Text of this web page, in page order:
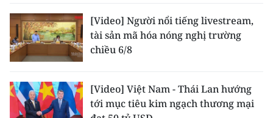
[Video] Người nổi tiếng livestream,
tài sản mã hóa nóng nghị trường
chiều 6/8
[Video] Việt Nam - Thái Lan hướng
tới mục tiêu kim ngạch thương mại